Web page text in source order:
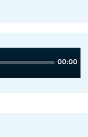
Total
00:00